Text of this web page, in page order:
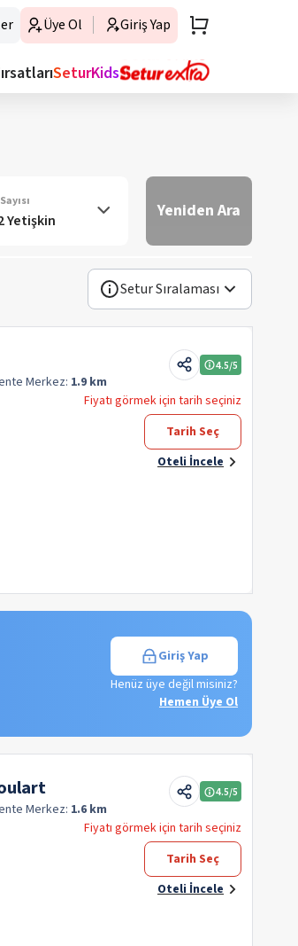
Üye Ol Giriş Yap
SeturKids
Yetişkin Yeniden Ara
Setur Sıralaması
Merkez: 1.9 km
4.5/5
Fiyatı görmek için tarih seçiniz
Tarih Seç
Oteli İncele
Giriş Yap
Henüz üye değil misiniz?
Hemen Üye Ol
Merkez: 1.6 km
4.5/5
Fiyatı görmek için tarih seçiniz
Tarih Seç
Oteli İncele